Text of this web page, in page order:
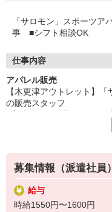
「サロモン」スポーツア
事 ■シフト相談OK
仕事内容
アパレル販売
【木更津アウトレット】
の販売スタッフ
「いつまでも童心を忘れ
トのもと、
マウンテンスポーツ、ア
ブランドです。
徹底した製品開発とこだわ
募集情報（派遣社員）
給与
時給1550円〜1600円